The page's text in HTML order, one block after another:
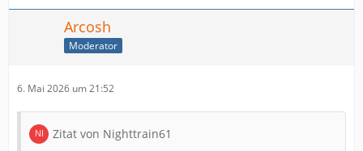
Arcosh
Moderator
6. Mai 2026 um 21:52
Zitat von Nighttrain61